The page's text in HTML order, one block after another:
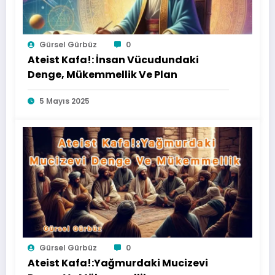
Gürsel Gürbüz 0
Ateist Kafa!: İnsan Vücudundaki
Denge, Mükemmellik Ve Plan
5 Mayıs 2025
Gürsel Gürbüz 0
Ateist Kafa!:Yağmurdaki Mucizevi